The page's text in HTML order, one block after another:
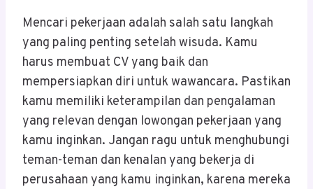
Mencari pekerjaan adalah salah satu langkah
yang paling penting setelah wisuda. Kamu
harus membuat CV yang baik dan
mempersiapkan diri untuk wawancara. Pastikan
kamu memiliki keterampilan dan pengalaman
yang relevan dengan lowongan pekerjaan yang
kamu inginkan. Jangan ragu untuk menghubungi
teman-teman dan kenalan yang bekerja di
perusahaan yang kamu inginkan, karena mereka